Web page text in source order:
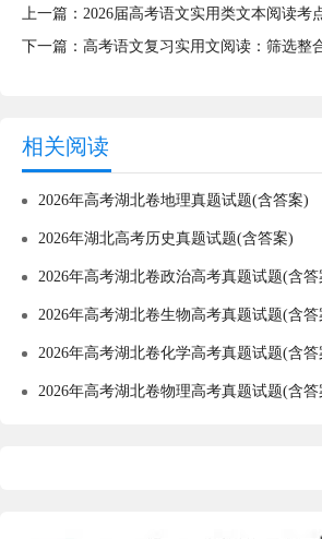
上一篇： 2026届高考语文实用类文本阅读考
下一篇： 高考语文复习实用文阅读：筛选整
相关阅读
2026年高考湖北卷地理真题试题(含答案)
2026年湖北高考历史真题试题(含答案)
2026年高考湖北卷政治高考真题试题(含答
2026年高考湖北卷生物高考真题试题(含答
2026年高考湖北卷化学高考真题试题(含答
2026年高考湖北卷物理高考真题试题(含答